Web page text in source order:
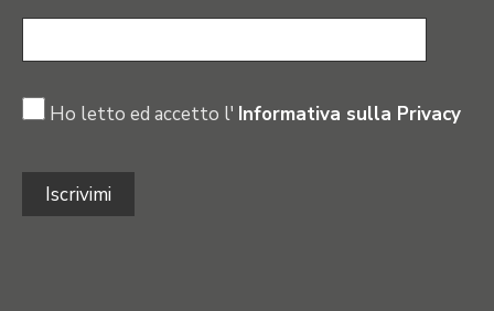
Ho letto ed accetto l' Informativa sulla Privacy